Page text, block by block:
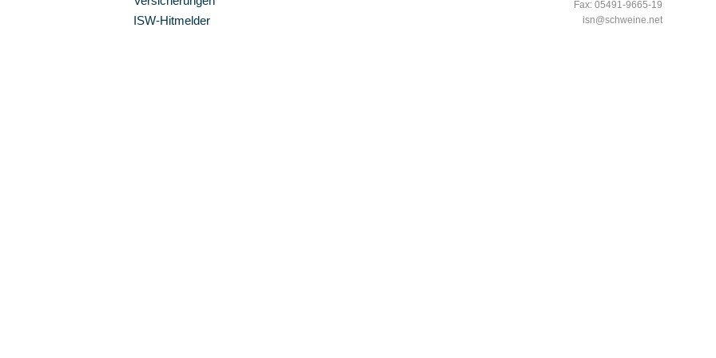
ISW-Hitmelder
Fax: 05491-9665-19
isn@schweine.net